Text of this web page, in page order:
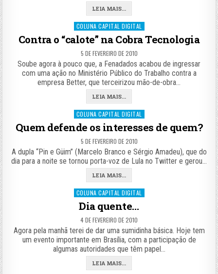
LEIA MAIS...
Posted
in
COLUNA CAPITAL DIGITAL
Contra o “calote” na Cobra Tecnologia
5 DE FEVEREIRO DE 2010
Soube agora à pouco que, a Fenadados acabou de ingressar
com uma ação no Ministério Público do Trabalho contra a
empresa Better, que terceirizou mão-de-obra…
LEIA MAIS...
Posted
COLUNA CAPITAL DIGITAL
Quem defende os interesses de quem?
5 DE FEVEREIRO DE 2010
A dupla “Pin e Güim” (Marcelo Branco e Sérgio Amadeu), que do
dia para a noite se tornou porta-voz de Lula no Twitter e gerou…
LEIA MAIS...
Posted
COLUNA CAPITAL DIGITAL
Dia quente…
4 DE FEVEREIRO DE 2010
Agora pela manhã terei de dar uma sumidinha básica. Hoje tem
um evento importante em Brasília, com a participação de
algumas autoridades que têm papel…
LEIA MAIS...